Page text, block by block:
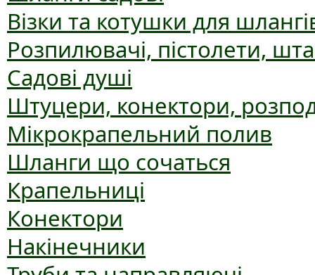
Візки та котушки для
Розпилювачі, пістолети,
Садові душі
Штуцери, конектори,
Мікрокрапельний полив
Шланги що сочаться
Крапельниці
Конектори
Накінечники